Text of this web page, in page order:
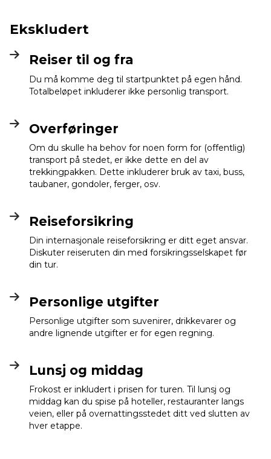
Ekskludert
Reiser til og fra
Du må komme deg til startpunktet på egen hånd.
Totalbeløpet inkluderer ikke personlig transport.
Overføringer
Om du skulle ha behov for noen form for (offentlig)
transport på stedet, er ikke dette en del av
trekkingpakken. Dette inkluderer bruk av taxi, buss,
taubaner, gondoler, ferger, osv.
Reiseforsikring
Din internasjonale reiseforsikring er ditt eget ansvar.
Diskuter reiseruten din med forsikringsselskapet før
din tur.
Personlige utgifter
Personlige utgifter som suvenirer, drikkevarer og
andre lignende utgifter er for egen regning.
Lunsj og middag
Frokost er inkludert i prisen for turen. Til lunsj og
middag kan du spise på hoteller, restauranter langs
veien, eller på overnattingsstedet ditt ved slutten av
hver etappe.